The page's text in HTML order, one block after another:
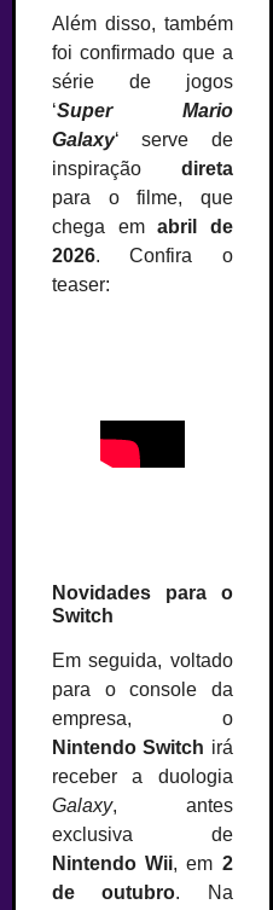
Além disso, também
foi confirmado que a
série de jogos
‘Super Mario
Galaxy‘ serve de
inspiração direta
para o filme, que
chega emabril de
2026. Confira o
teaser:
Novidades para o
Switch
Em seguida, voltado
para o console da
empresa, o
Nintendo Switch irá
receber a duologia
Galaxy, antes
exclusiva de
Nintendo Wii, em 2
de outubro. Na